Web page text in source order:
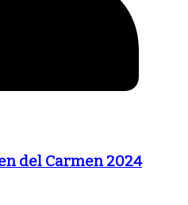
del Carmen 2024